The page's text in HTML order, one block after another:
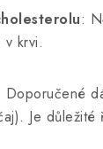
:
v krvi.
Doporučené
Je